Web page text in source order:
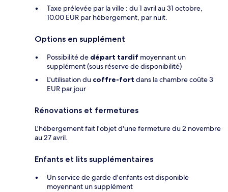
Taxe prélevée par la ville : du 1 avril au 31 octobre,
10.00 EUR par hébergement, par nuit.
Options en supplément
Possibilité de départ tardif moyennant un
supplément (sous réserve de disponibilité)
L'utilisation du coffre-fort dans la chambre coûte 3
EUR par jour
Rénovations et fermetures
L'hébergement fait l'objet d'une fermeture du 2 novembre
au 27 avril.
Enfants et lits supplémentaires
Un service de garde d'enfants est disponible
moyennant un supplément